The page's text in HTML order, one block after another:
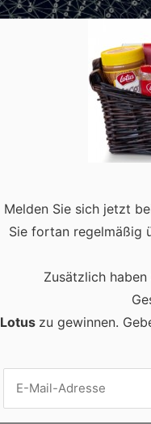
Melden Sie sich jetzt
Sie fortan regelmäßig
Zusätzlich
Lotus zu gewinnen.